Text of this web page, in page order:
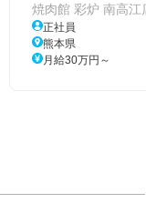
焼肉館 彩炉 南高江
正社員
熊本県
月給30万円～